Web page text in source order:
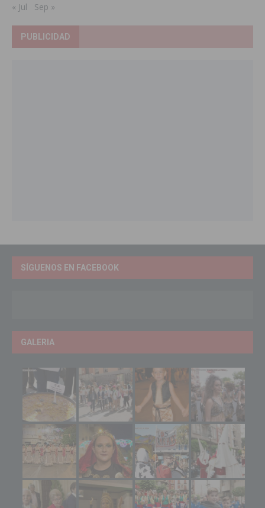
« Jul Sep »
PUBLICIDAD
SÍGUENOS EN FACEBOOK
GALERIA